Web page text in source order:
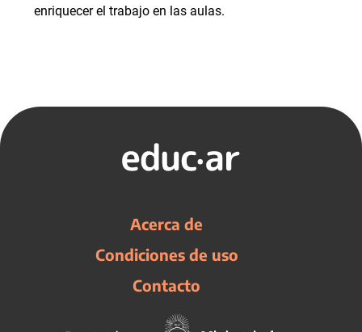
enriquecer el trabajo en las aulas.
Acerca de
Condiciones de uso
Contacto